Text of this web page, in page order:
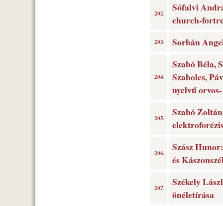
202.
Sófalvi
church-
203. Sorbán
204.
Szabó Béla,
Szabolcs,
nyelvű orvos-
205.
Szabó
206.
Szász
és
207.
Székely
önéletírása